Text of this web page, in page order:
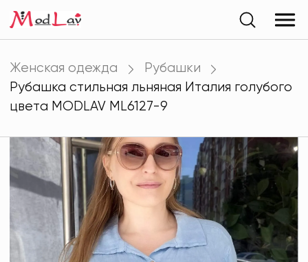
Женская одежда
Рубашки
Рубашка стильная льняная Италия голубого
цвета MODLAV ML6127-9